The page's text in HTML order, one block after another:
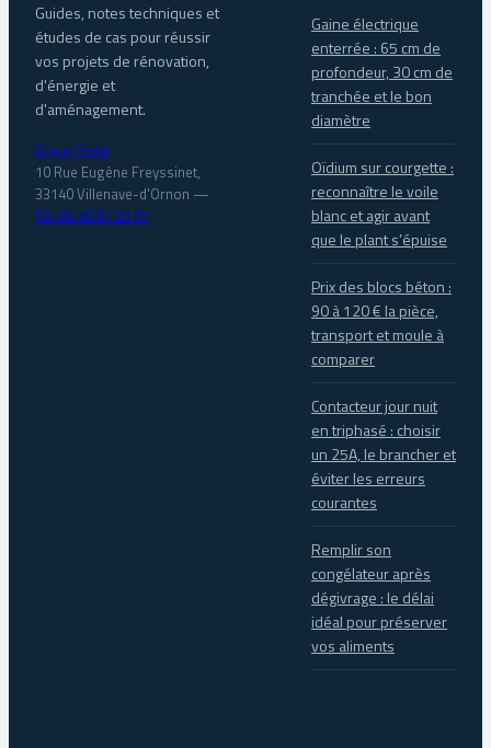
Guides, notes techniques et
études de cas pour réussir
vos projets de rénovation,
d'énergie et
d'aménagement.
Group Solar
10 Rue Eugène Freyssinet,
33140 Villenave-d'Ornon —
Tél. 05 56 81 25 07
Gaine électrique
enterrée : 65 cm de
profondeur, 30 cm de
tranchée et le bon
diamètre
Oïdium sur courgette :
reconnaître le voile
blanc et agir avant
que le plant s’épuise
Prix des blocs béton :
90 à 120 € la pièce,
transport et moule à
comparer
Contacteur jour nuit
en triphasé : choisir
un 25A, le brancher et
éviter les erreurs
courantes
Remplir son
congélateur après
dégivrage : le délai
idéal pour préserver
vos aliments